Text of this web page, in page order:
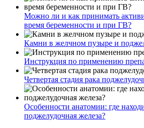
Можно ли и как принимать
время беременности и при ГВ?
Камни в желчном пузыре и
Инструкция по применению
Четвертая стадия рака
Особенности анатомии: где
поджелудочная железа?